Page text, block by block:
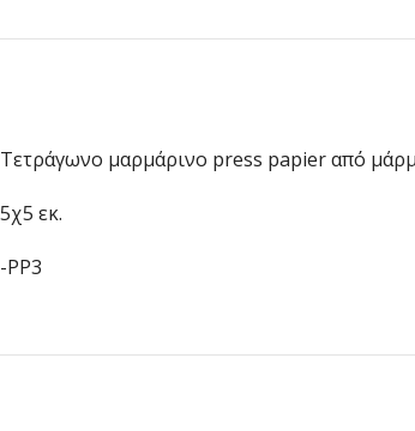
Τετράγωνο μαρμάρινο press papier από
5χ5 εκ.
-PP3